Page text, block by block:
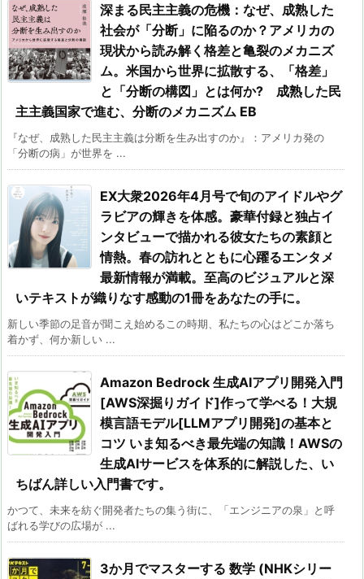
深まる民主主義の危機：なぜ、成熟した
社会が「分断」に陥るのか？アメリカの
現状から読み解く格差と亀裂のメカニズ
ム。米国から世界に拡散する、「格差」
と「分断の構図」とは何か? 成熟した民
主主義国家で進む、分断のメカニズム EB
『なぜ、成熟した民主主義は分断を生み出すのか』：アメリカ発の
「分断の病」が世界を ...
EX大衆2026年4月号で旬のアイドルやグ
ラビアの輝きを体感。豪華付録と独占イ
ンタビューで描かれる彼女たちの素顔と
情熱。春の訪れとともに心躍るエンタメ
最新情報が満載。至高のビジュアルと深
いテキストが織りなす感動の1冊をあなたの手に。
新しい季節の足音が聞こえ始めるこの時期、私たちの心はどこか落ち
着かず、何か新しい ...
Amazon Bedrock 生成AIアプリ開発入門
[AWS深掘りガイド]作って学べる！大規
模言語モデル[LLMアプリ開発]の基本と
コツ いま知るべき最先端の知識！AWSの
生成AIサービスを体系的に解説した、い
ちばん詳しい入門書です。
かつて、未来を紡ぐ開発者たちの集う街に、「エンジニアの泉」と呼
ばれる学びの広場が ...
3か月でマスターする 数学 (NHKシリー